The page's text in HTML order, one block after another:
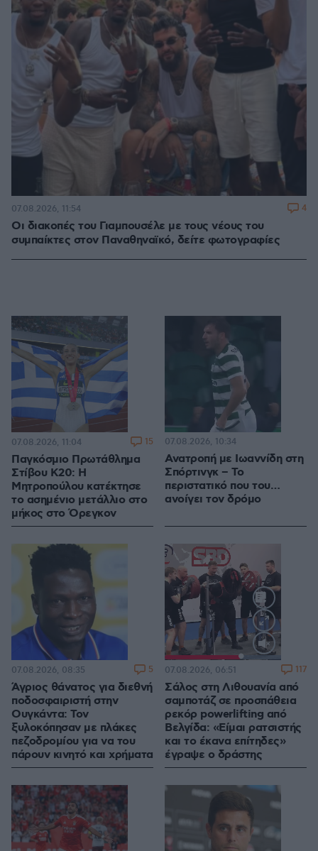
Οι διακοπές του Γιαμπουσέλε με τους νέους του
συμπαίκτες στον Παναθηναϊκό, δείτε φωτογραφίες
07.08.2026, 11:54 4
Παγκόσμιο Πρωτάθλημα
Στίβου Κ20: Η
Μητροπούλου κατέκτησε
το ασημένιο μετάλλιο στο
μήκος στο Όρεγκον
07.08.2026, 11:04 15
Ανατροπή με Ιωαννίδη στη
Σπόρτινγκ – Το
περιστατικό που του…
ανοίγει τον δρόμο
07.08.2026, 10:34
Άγριος θάνατος για διεθνή
ποδοσφαιριστή στην
Ουγκάντα: Τον
ξυλοκόπησαν με πλάκες
πεζοδρομίου για να του
πάρουν κινητό και χρήματα
07.08.2026, 08:35 5
Loaded
100.00%
Σάλος στη Λιθουανία από
σαμποτάζ σε προσπάθεια
ρεκόρ powerlifting από
Βελγίδα: «Είμαι ρατσιστής
και το έκανα επίτηδες»
έγραψε ο δράστης
07.08.2026, 06:51 117